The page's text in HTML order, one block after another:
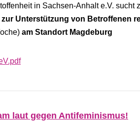
in Sachsen-Anhalt e.V. sucht
zur Unterstützung von Betroffenen
am Standort Magdeburg
laut gegen Antifeminismus!